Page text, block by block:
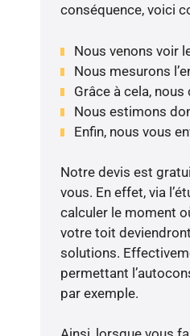
conséquence, voici
Nous venons voir
Nous mesurons
Grâce à cela,
Nous estimons
Enfin, nous vous
Notre devis est
vous. En effet, via
calculer le moment
votre toit
solutions.
permettant
par exemple.